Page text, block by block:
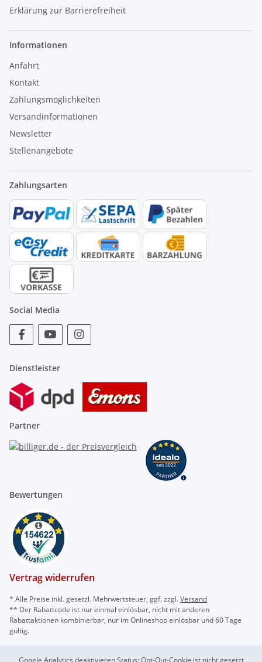
Erklärung zur Barrierefreiheit
Informationen
Anfahrt
Kontakt
Zahlungsmöglichkeiten
Versandinformationen
Newsletter
Stellenangebote
Zahlungsarten
Social Media
Dienstleister
Partner
Bewertungen
Vertrag widerrufen
* Alle Preise inkl. gesetzl. Mehrwertsteuer, ggf. zzgl.Versand
** Der Rabattcode ist nur einmal einlösbar, nicht mit anderen
Rabattaktionen kombinierbar, nur im Onlineshop einlösbar und 60 Tage
gültig.
Google Analytics deaktivieren Status: Opt-Out-Cookie ist nicht gesetzt